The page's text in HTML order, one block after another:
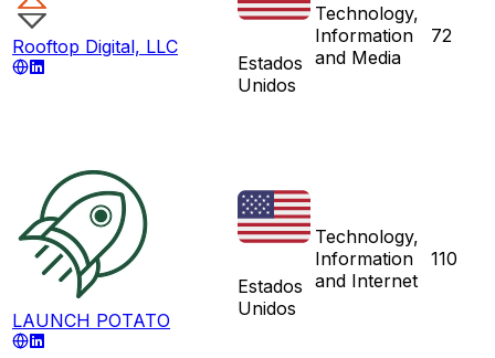
Rooftop Digital, LLC
Estados
Unidos
Technology,
Information
and Media
72
LAUNCH POTATO
Estados
Unidos
Technology,
Information
and Internet
110